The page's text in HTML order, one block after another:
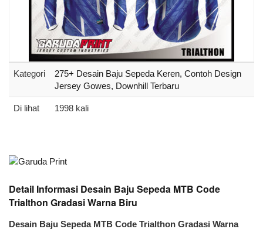
Kategori
275+ Desain Baju Sepeda Keren, Contoh Design
Jersey Gowes, Downhill Terbaru
Di lihat 1998 kali
Detail Informasi Desain Baju Sepeda MTB Code
Trialthon Gradasi Warna Biru
Desain Baju Sepeda MTB Code Trialthon Gradasi Warna